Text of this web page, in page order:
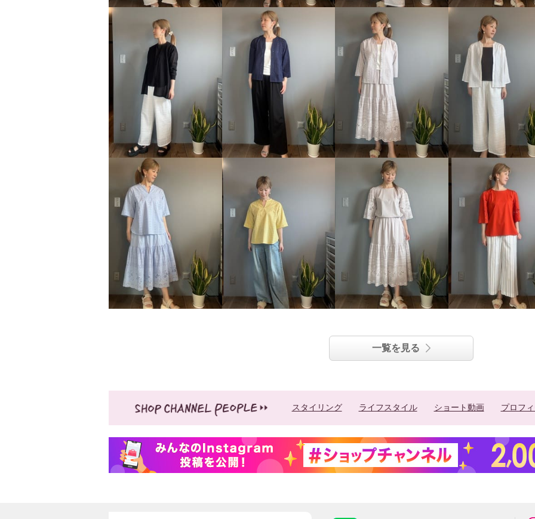
一覧を見る
スタイリング ライフスタイル ショート動画 プロフ